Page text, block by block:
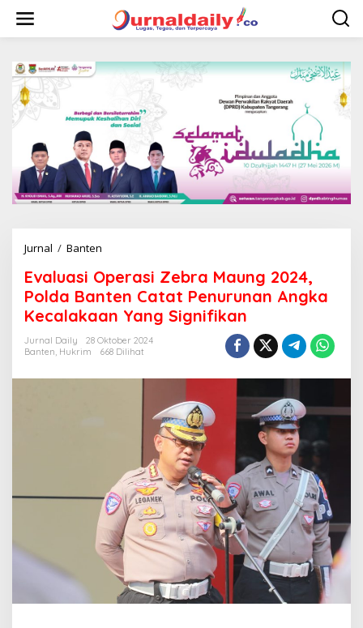
w
Jurnal / Banten
a
l
u
a
s
i
p
b
r
M
a
u
Evaluasi Operasi Zebra Maung 2024,
Polda Banten Catat Penurunan Angka
Kecalakaan Yang Signifikan
Jurnal Daily
28 Oktober 2024
Banten Hukrim 668 Dilihat